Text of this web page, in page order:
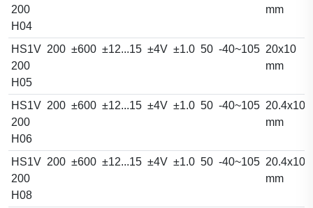
200
H04
mm
HS1V
200
H05
200 ±600 ±12...15 ±4V ±1.0 50 -40~105 20x10
mm
HS1V
200
H06
200 ±600 ±12...15 ±4V ±1.0 50 -40~105
mm
HS1V
200
H08
200 ±600 ±12...15 ±4V ±1.0 50 -40~105
mm